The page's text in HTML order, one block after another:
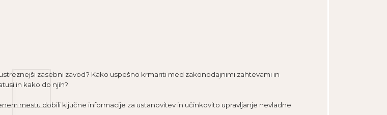
zasebni zavod? Kako uspešno krmariti med zakonodajnimi zahtevami in
in kako do njih?
mestu dobili ključne informacije za ustanovitev in učinkovito upravljanje nevladne